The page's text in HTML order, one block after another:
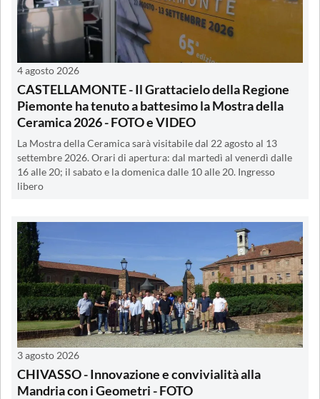
4 agosto 2026
CASTELLAMONTE - Il Grattacielo della Regione
Piemonte ha tenuto a battesimo la Mostra della
Ceramica 2026 - FOTO e VIDEO
La Mostra della Ceramica sarà visitabile dal 22 agosto al 13
settembre 2026. Orari di apertura: dal martedì al venerdì dalle
16 alle 20; il sabato e la domenica dalle 10 alle 20. Ingresso
libero
3 agosto 2026
CHIVASSO - Innovazione e convivialità alla
Mandria con i Geometri - FOTO